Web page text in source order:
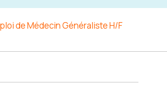
de Médecin Généraliste H/F